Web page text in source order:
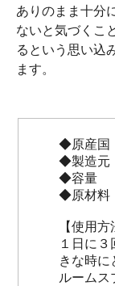
ありのまま十分
ないと気づくこ
るという思い込
ます。
◆原産
◆製造元
◆容量
◆原材
【使用方
１日に
きな時に
ルームス